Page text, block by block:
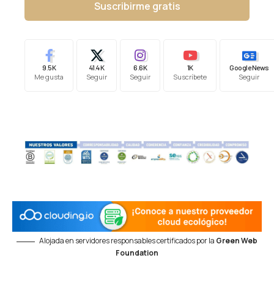
Suscribirme gratis
9.5K
Me gusta
41.4K
Seguir
6.6K
Seguir
1K
Suscríbete
Google News
Seguir
Alojada en servidores responsables certificados por la Green Web
Foundation